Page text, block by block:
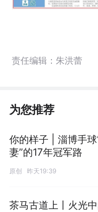
责任编辑：朱洪蕾
为您推荐
你的样子 | 淄博手
妻”的17年冠军路
原创 昨天19:39
茶马古道上丨火光